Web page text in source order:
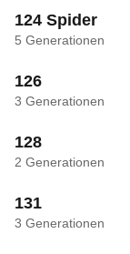
124 Spider
5 Generationen
126
3 Generationen
128
2 Generationen
131
3 Generationen